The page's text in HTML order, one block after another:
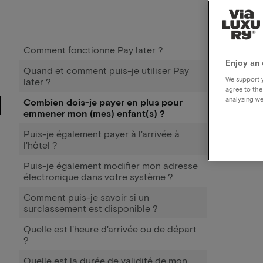
Comment fonctionne Pay later ?
Quand et comment puis-je utiliser Pay
later ?
Combien dois-je payer en plus pour
emmener mon (mes) enfant(s) ?
Puis-je également payer à l'arrivée à
l'hôtel ?
Puis-je également modifier mon adresse
électronique dans votre système ?
Comment puis-je savoir si un
surclassement est disponible ?
Quelle est l'heure d'arrivée ou de départ
?
Quelle est la durée de validité de mon
Enjoy an
We support
agree to
analyzing